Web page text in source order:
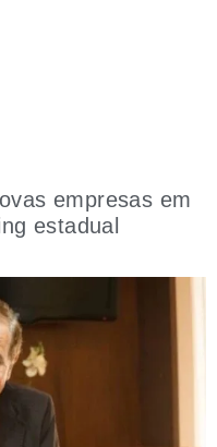
empresas em
estadual